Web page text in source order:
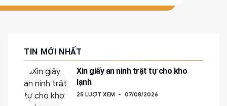
TIN MỚI NHẤT
Xin giấy an ninh trật tự cho kho
lạnh
25 LƯỢT XEM 07/08/2026